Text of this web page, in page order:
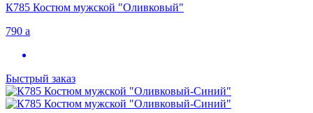
К785 Костюм мужской "Оливковый"
790 a
Быстрый заказ